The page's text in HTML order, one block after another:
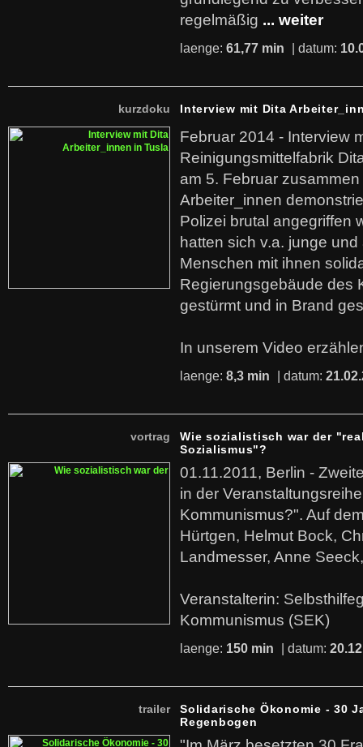
regelmäßig ... weiter
laenge: 61,77 min | datum:
kurzdoku Interview mit Dita
Februar 2014 - Interview
Reinigungsmittelfabrik
am 5. Februar
Arbeiter_innen
Polizei brutal angegriffen
hatten sich v.a. junge
Menschen mit ihnen
Regierungsgebäude des
gestürmt und in Brand
In unserem Video
laenge: 8,3 min | datum:
vortrag
Wie sozialistisch war der
Sozialismus"?
01.11.2011, Berlin -
in der
Kommunismus?". Auf
Hürtgen, Helmut Bock,
Landmesser, Anne
Veranstalterin:
Kommunismus (SEK)
laenge: 150 min | datum:
trailer
Solidarische Ökonomie - 30
Regenbogen